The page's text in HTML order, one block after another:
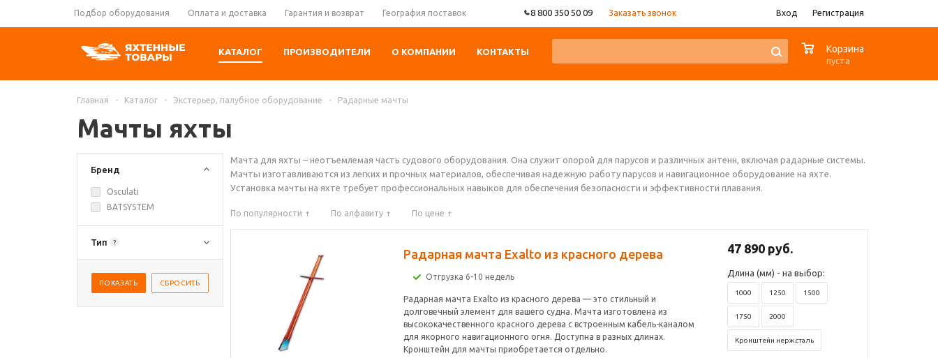
Подбор оборудования Оплата и доставка Гарантия и возврат География поставок 8 800 350 50 09 Заказать звонок Вход Регистрация
КАТАЛОГ ПРОИЗВОДИТЕЛИ О КОМПАНИИ КОНТАКТЫ Корзина
пуста
Главная - Каталог - Экстерьер, палубное оборудование - Радарные мачты
Мачты яхты
Бренд
Osculati
BATSYSTEM
Тип ?
Мачта для яхты – неотъемлемая часть судового оборудования. Она служит опорой для парусов и различных антенн, включая радарные системы.
Мачты изготавливаются из легких и прочных материалов, обеспечивая надежную работу парусов и навигационное оборудование на яхте.
Установка мачты на яхте требует профессиональных навыков для обеспечения безопасности и эффективности плавания.
По популярности По алфавиту По цене
Радарная мачта Exalto из красного дерева
Отгрузка 6-10 недель
Радарная мачта Exalto из красного дерева — это стильный и
долговечный элемент для вашего судна. Мачта изготовлена из
высококачественного красного дерева с встроенным кабель-каналом
для якорного навигационного огня. Доступна в разных длинах.
Кронштейн для мачты приобретается отдельно.
47 890 руб.
Длина (мм) - на выбор:
1000 1250 1500
1750 2000
Кронштейн нерж.сталь